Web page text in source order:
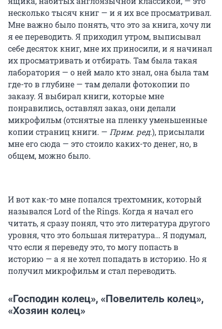
несколько тысяч книг — и я их все просматривал.
Мне важно было понять, что это за книга, хочу ли
я ее переводить. Я приходил утром, выписывал
себе десяток книг, мне их приносили, и я начинал
их просматривать и отбирать. Там была такая
лаборатория — о ней мало кто знал, она была там
где-то в глубине — там делали фотокопии по
заказу. Я выбирал книги, которые мне
понравились, оставлял заказ, они делали
микрофильм (отснятые на пленку уменьшенные
копии страниц книги. — Прим. ред.), присылали
мне его сюда — это стоило каких-то денег, но, в
общем, можно было.
И вот как-то мне попался трехтомник, который
назывался Lord of the Rings. Когда я начал его
читать, я сразу понял, что это литература другого
уровня, что это большая литература… Я подумал,
что если я переведу это, то могу попасть в
историю — а я не хотел попадать в историю. Но я
получил микрофильм и стал переводить.
«Господин колец», «Повелитель колец»,
«Хозяин колец»